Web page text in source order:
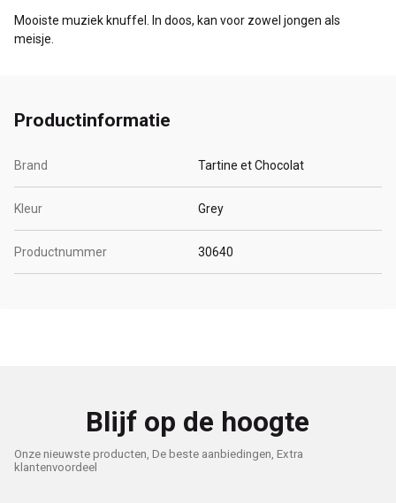
Mooiste muziek knuffel. In doos, kan voor zowel jongen als
meisje.
Productinformatie
Brand Tartine et Chocolat
Kleur Grey
Productnummer 30640
Blijf op de hoogte
Onze nieuwste producten, De beste aanbiedingen, Extra
klantenvoordeel